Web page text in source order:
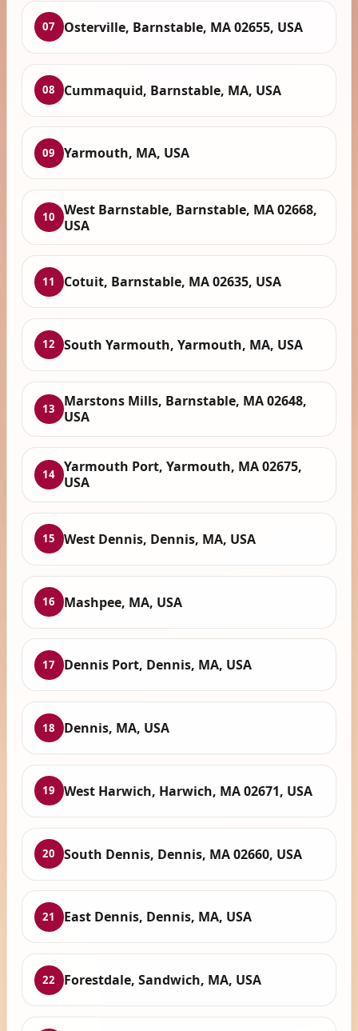
07 Osterville, Barnstable, MA 02655, USA
08 Cummaquid, Barnstable, MA, USA
09 Yarmouth, MA, USA
10
West Barnstable, Barnstable, MA 02668,
USA
11 Cotuit, Barnstable, MA 02635, USA
12 South Yarmouth, Yarmouth, MA, USA
13
Marstons Mills, Barnstable, MA 02648,
USA
14 Yarmouth Port, Yarmouth, MA 02675,
USA
15 West Dennis, Dennis, MA, USA
16 Mashpee, MA, USA
17 Dennis Port, Dennis, MA, USA
18 Dennis, MA, USA
19 West Harwich, Harwich, MA 02671, USA
20 South Dennis, Dennis, MA 02660, USA
21 East Dennis, Dennis, MA, USA
22 Forestdale, Sandwich, MA, USA